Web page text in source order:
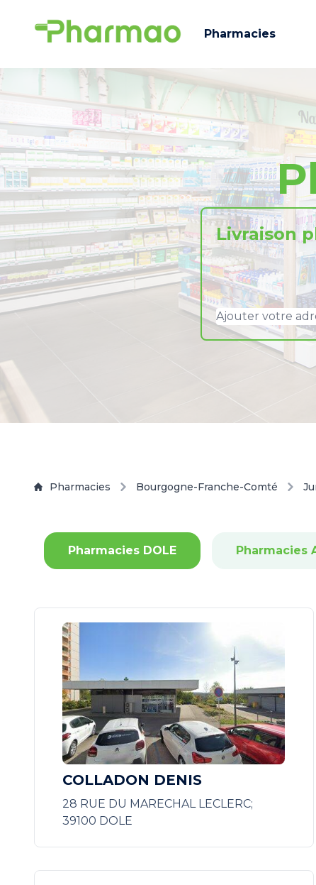
Pharmacies
Livraison
Pharmacies Bourgogne-Franche-Comté
Pharmacies DOLE Pharmacies
COLLADON DENIS
28 RUE DU MARECHAL LECLERC;
39100 DOLE